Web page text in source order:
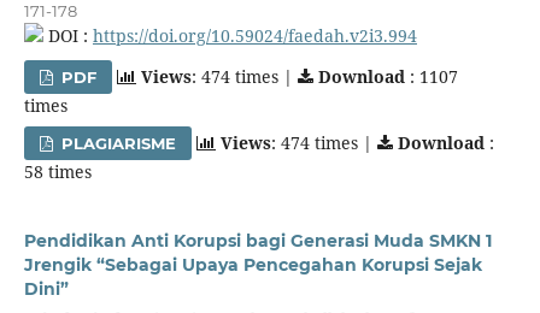
171-178
DOI : https://doi.org/10.59024/faedah.v2i3.994
PDF Views: 474 times | Download : 1107
times
PLAGIARISME Views: 474 times | Download :
58 times
Pendidikan Anti Korupsi bagi Generasi Muda SMKN 1
Jrengik “Sebagai Upaya Pencegahan Korupsi Sejak
Dini”